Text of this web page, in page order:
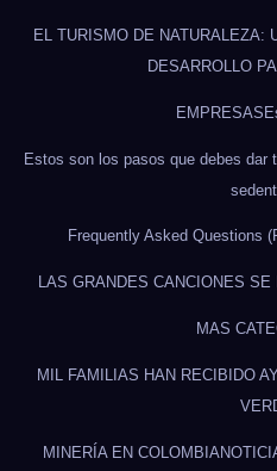
EL TURISMO DE NATURALEZA:
DESARROLLO
EMPRESAS
Estos son los pasos que debes
Frequently Asked Questions
LAS GRANDES CANCIONES
MAS
MIL FAMILIAS HAN RECIBIDO
MINERÍA EN COLOMBIA